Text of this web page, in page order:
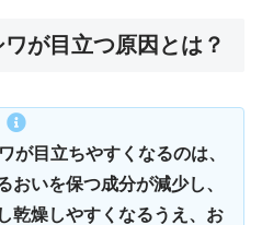
が目立つ原因とは？
が目立ちやすくなるのは、
おいを保つ成分が減少し、
乾燥しやすくなるうえ、お